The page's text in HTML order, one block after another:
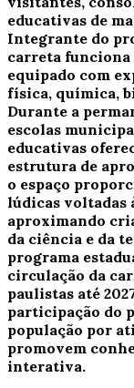
educativas de
Integrante do
carreta
equipado com
física, química,
Durante a
escolas
educativas
estrutura de
o espaço
lúdicas voltadas
aproximando
da ciência e da
programa
circulação da
paulistas até
participação do
população por
promovem
interativa.